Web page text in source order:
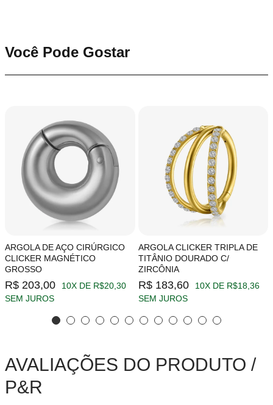
Você Pode Gostar
ARGOLA DE AÇO CIRÚRGICO
CLICKER MAGNÉTICO
GROSSO
R$ 203,00
10X DE R$20,30
SEM JUROS
ARGOLA CLICKER TRIPLA DE
TITÂNIO DOURADO C/
ZIRCÔNIA
R$ 183,60
10X DE R$18,36
SEM JUROS
AVALIAÇÕES DO PRODUTO /
P&R